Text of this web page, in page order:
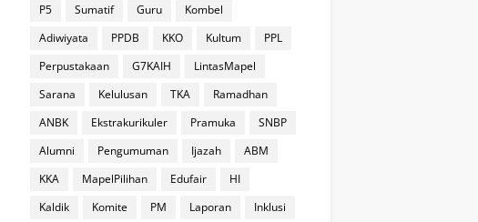
P5
Sumatif Guru
Kombel
Adiwiyata
PPDB KKO Kultum
PPL
Perpustakaan
G7KAIH
LintasMapel
Sarana
Kelulusan TKA
Ramadhan
ANBK
Ekstrakurikuler Pramuka
SNBP
Alumni
Pengumuman Ijazah
ABM
KKA
MapelPilihan Edufair
HI
Kaldik
Komite PM Laporan
Inklusi